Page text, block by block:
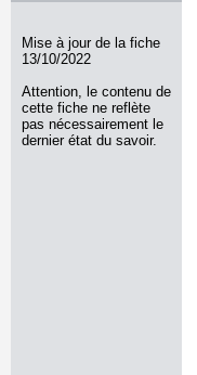
Mise à jour de la fiche
13/10/2022
Attention, le contenu de
cette fiche ne reflète
pas nécessairement le
dernier état du savoir.